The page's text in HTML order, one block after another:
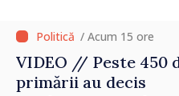
/ Acum 15 ore
VIDEO // Peste 450
primării au decis